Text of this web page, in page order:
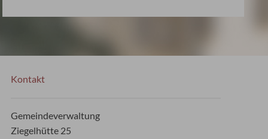
Kontakt
Gemeindeverwaltung
Ziegelhütte 25